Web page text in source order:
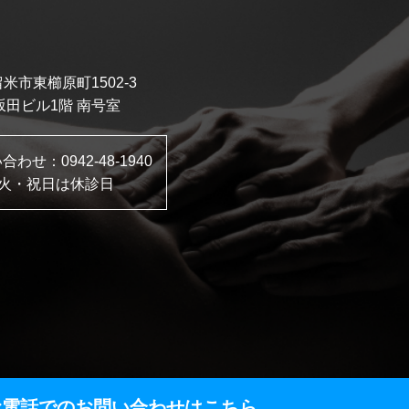
米市東櫛原町1502-3
田ビル1階 南号室
わせ： 0942-48-1940
・祝日は休診日